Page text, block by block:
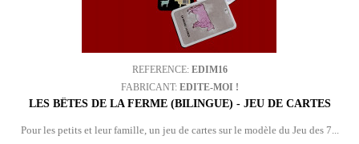
REFERENCE: EDIM16
FABRICANT: EDITE-MOI !
LES BÊTES DE LA FERME (BILINGUE) - JEU DE CARTES
Pour les petits et leur famille, un jeu de cartes sur le modèle du Jeu des 7...